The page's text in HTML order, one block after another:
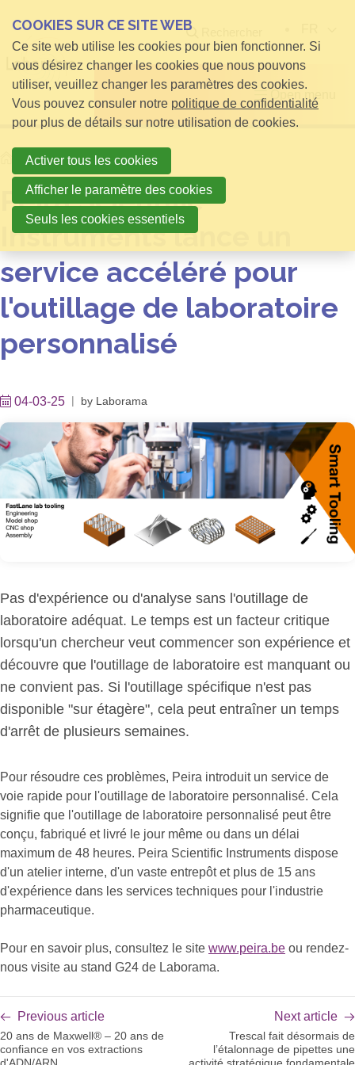
Open menu
Homeinfos pour Visiteurs
Peira Scientific
Instruments lance un
service accéléré pour
l'outillage de laboratoire
personnalisé
04-03-25 by Laborama
Pas d'expérience ou d'analyse sans l'outillage de
laboratoire adéquat. Le temps est un facteur critique
lorsqu'un chercheur veut commencer son expérience et
découvre que l'outillage de laboratoire est manquant ou
ne convient pas. Si l'outillage spécifique n'est pas
disponible "sur étagère", cela peut entraîner un temps
d'arrêt de plusieurs semaines.
Pour résoudre ces problèmes, Peira introduit un service de
voie rapide pour l'outillage de laboratoire personnalisé. Cela
signifie que l'outillage de laboratoire personnalisé peut être
conçu, fabriqué et livré le jour même ou dans un délai
maximum de 48 heures. Peira Scientific Instruments dispose
d'un atelier interne, d'un vaste entrepôt et plus de 15 ans
d'expérience dans les services techniques pour l'industrie
pharmaceutique.
Pour en savoir plus, consultez le site www.peira.be ou rendez-
nous visite au stand G24 de Laborama.
Previous article
20 ans de Maxwell® – 20 ans de
confiance en vos extractions
d'ADN/ARN
Next article
Trescal fait désormais de
l’étalonnage de pipettes une
activité stratégique fondamentale
COOKIES SUR CE SITE WEB
Ce site web utilise les cookies pour bien fonctionner. Si
vous désirez changer les cookies que nous pouvons
utiliser, veuillez changer les paramètres des cookies.
Vous pouvez consuler notre politique de confidentialité
pour plus de détails sur notre utilisation de cookies.
Activer tous les cookies
Afficher le paramètre des cookies
Seuls les cookies essentiels